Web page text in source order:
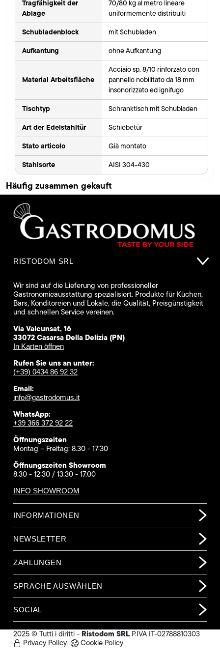
Tragfähigkeit der
Ablage
70/80 kg al metro lineare
uniformemente distribuiti
Schubladenblock mit Schubladen
Aufkantung ohne Aufkantung
Material Arbeitsfläche
Acciaio sp. 8/10 rinforzato con
pannello nobilitato da 18 mm
insonorizzato ed ignifugo
Tischtyp Schranktisch mit Schubladen
Art der Edelstahltür Schiebetür
Stato articolo Già montato
Stahlsorte AISI 304-430
Häufig zusammen gekauft
RISTODOM SRL
Wir sind auf die Lieferung von professioneller
Gastronomieausstattung spezialisiert. Produkte für Küchen,
Bars, Konditoreien und Lokale, die Qualität, Preisgünstigkeit
und schnellen Service vereinen.
Via Valcunsat, 16
33072 Casarsa Della Delizia (PN)
In Karten öffnen
Rufen Sie uns an unter:
(+39) 0434 86 92 32
Email:
info@gastrodomus.it
WhatsApp:
+39 366 372 92 22
Öffnungszeiten
Montag – Freitag: 8.30 - 17:30
Öffnungszeiten Showroom
8.30 - 12:30 / 13.30 - 17.00
INFO SHOWROOM
INFORMATIONEN
NEWSLETTER
ZAHLUNGEN
SPRACHE AUSWÄHLEN
SOCIAL
2025 © Tutti i diritti - Ristodom SRLP.IVA IT-02788810303
Privacy Policy
Cookie Policy